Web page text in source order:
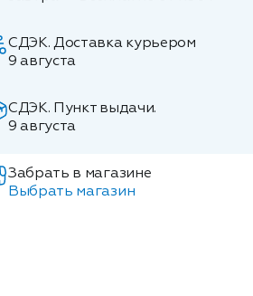
СДЭК. Доставка курьером
9 августа
СДЭК. Пункт выдачи.
9 августа
Забрать в магазине
Выбрать магазин